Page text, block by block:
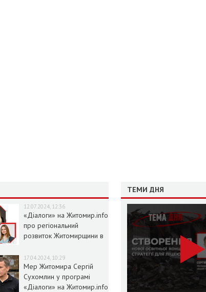
12.07.2024, 12:36
«Діалоги» на Житомир.info
про регіональний
розвиток Житомирщини в
17.04.2024, 10:29
Мер Житомира Сергій
Сухомлин у програмі
«Діалоги» на Житомир.info
ТЕМИ ДНЯ